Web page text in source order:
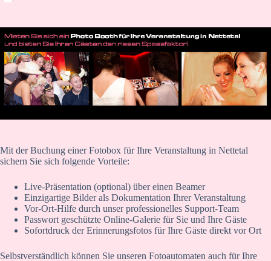
Mit der Buchung einer Fotobox für Ihre Veranstaltung in Nettetal
sichern Sie sich folgende Vorteile:
Live-Präsentation (optional) über einen Beamer
Einzigartige Bilder als Dokumentation Ihrer Veranstaltung
Vor-Ort-Hilfe durch unser professionelles Support-Team
Passwort geschützte Online-Galerie für Sie und Ihre Gäste
Sofortdruck der Erinnerungsfotos für Ihre Gäste direkt vor Ort
Selbstverständlich können Sie unseren Fotoautomaten auch für Ihre